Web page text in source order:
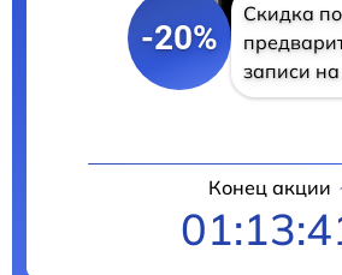
-20%
Скидка по
записи на
Конец акции